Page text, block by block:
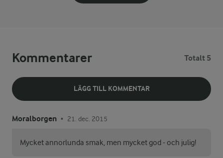
Kommentarer Totalt 5
LÄGG TILL KOMMENTAR
Moralborgen • 21. dec. 2015
Mycket annorlunda smak, men mycket god - och julig!